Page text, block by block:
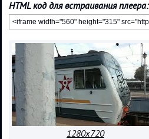
HTML код для встраивания плеера:
1280x720